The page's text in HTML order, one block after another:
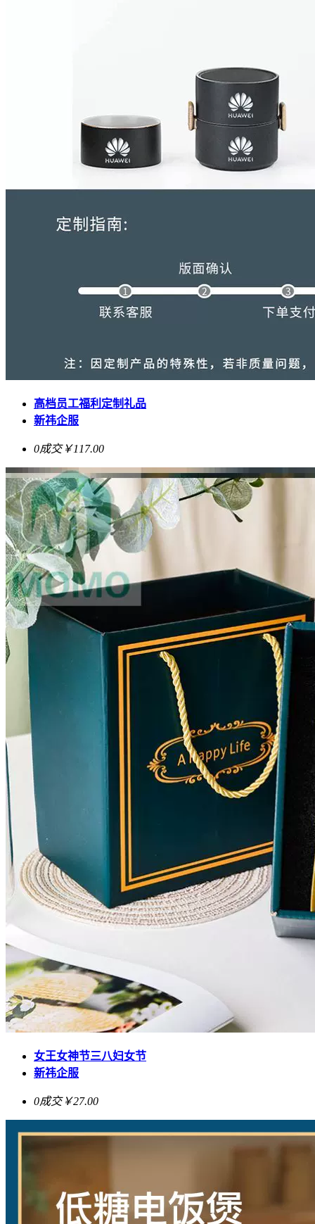
高档员工福利定制礼品
新祎企服
0成交￥117.00
女王女神节三八妇女节
新祎企服
0成交￥27.00